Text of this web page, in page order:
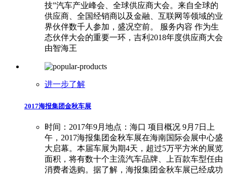
技”汽车产业峰会、全球供应商大会。来自全球的
供应商、全国经销商以及金融、互联网等领域的业
界伙伴数千人参加，盛况空前。 服务内容 作为生
态伙伴大会的重要一环，吉利2018年度供应商大会
由智海王
进一步了解
2017海报集团金秋车展
时间：2017年9月地点：海口 项目概况 9月7日上
午，2017海报集团金秋车展在海南国际会展中心盛
大启幕。本届车展为期4天，超过5万平方米的展览
面积，将有数十个主流汽车品牌、上百款车型任由
消费者选购。据了解，海报集团金秋车展已经成功